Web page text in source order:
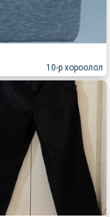
10-р хороолол